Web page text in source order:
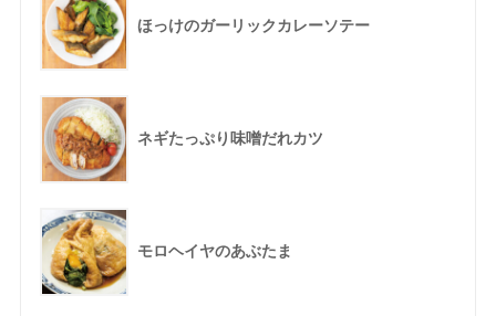
ほっけのガーリックカレーソテー
ネギたっぷり味噌だれカツ
モロヘイヤのあぶたま